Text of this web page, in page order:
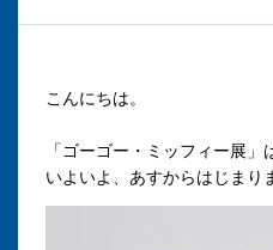
こんにちは。
「ゴーゴー・ミッフィー展」
いよいよ、あすからはじまり